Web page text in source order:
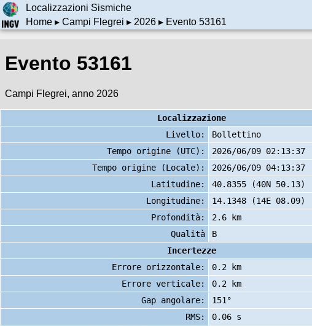
Localizzazioni Sismiche
Home▸ Campi Flegrei ▸ 2026▸ Evento 53161
Evento 53161
Campi Flegrei, anno 2026
Localizzazione
Livello:
Bollettino
Tempo origine (UTC):
2026/06/09 02:13:37
Tempo origine (Locale):
2026/06/09 04:13:37
Latitudine:
40.8355 (40N 50.13)
Longitudine:
14.1348 (14E 08.09)
Profondità:
2.6 km
Qualità
B
Incertezze
Errore orizzontale:
0.2 km
Errore verticale:
0.2 km
Gap angolare:
151°
RMS:
0.06 s